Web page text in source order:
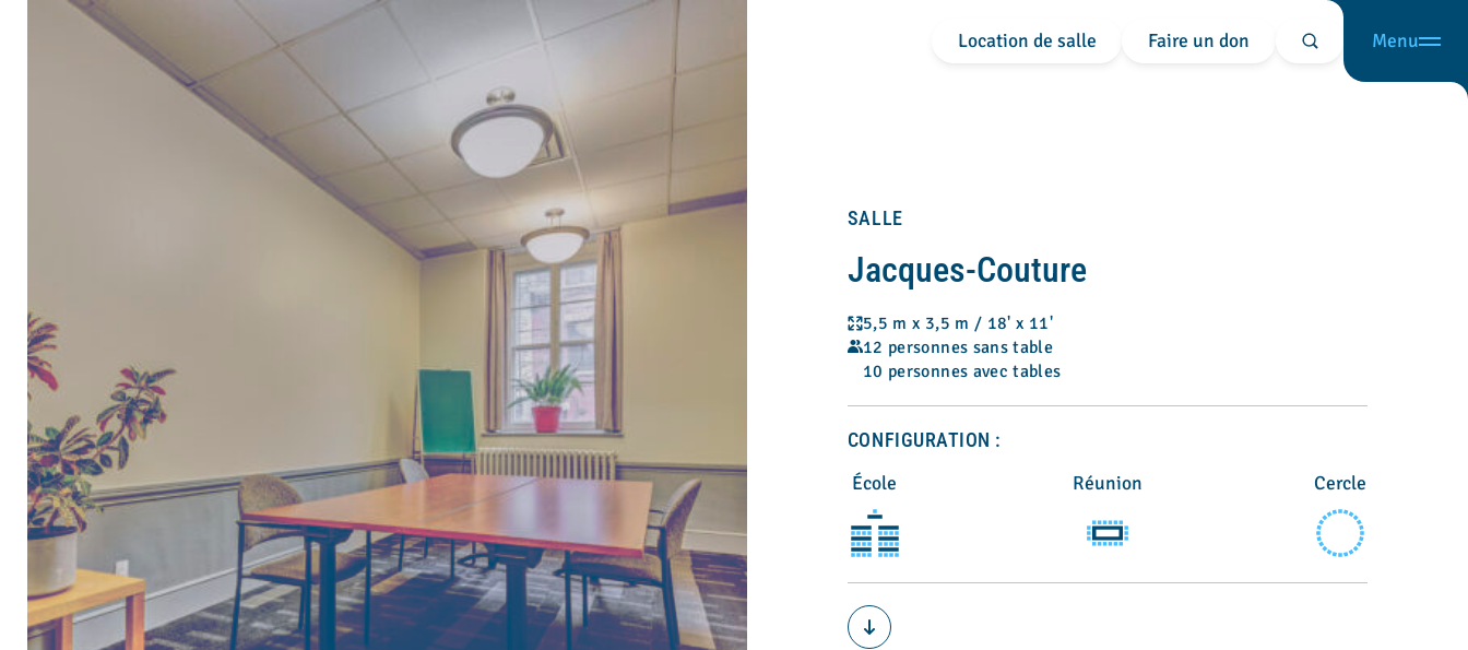
Location de salle Faire un don Rechercher
Menu
SALLE
Jacques-Couture
5,5 m x 3,5 m / 18' x 11'
12 personnes sans table
10 personnes avec tables
CONFIGURATION :
École
Réunion Cercle